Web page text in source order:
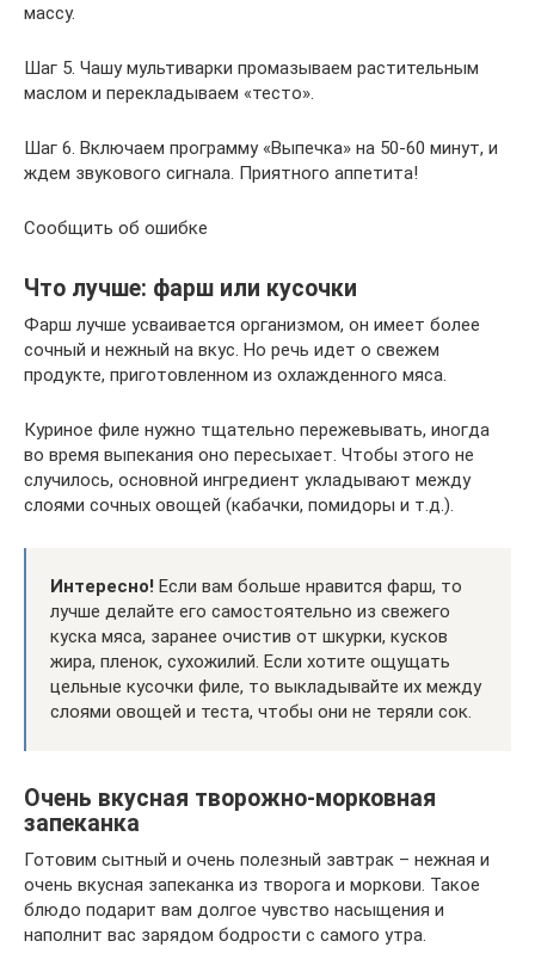
массу.
Шаг 5. Чашу мультиварки промазываем растительным
маслом и перекладываем «тесто».
Шаг 6. Включаем программу «Выпечка» на 50-60 минут, и
ждем звукового сигнала. Приятного аппетита!
Сообщить об ошибке
Что лучше: фарш или кусочки
Фарш лучше усваивается организмом, он имеет более
сочный и нежный на вкус. Но речь идет о свежем
продукте, приготовленном из охлажденного мяса.
Куриное филе нужно тщательно пережевывать, иногда
во время выпекания оно пересыхает. Чтобы этого не
случилось, основной ингредиент укладывают между
слоями сочных овощей (кабачки, помидоры и т.д.).
Интересно! Если вам больше нравится фарш, то
лучше делайте его самостоятельно из свежего
куска мяса, заранее очистив от шкурки, кусков
жира, пленок, сухожилий. Если хотите ощущать
цельные кусочки филе, то выкладывайте их между
слоями овощей и теста, чтобы они не теряли сок.
Очень вкусная творожно-морковная
запеканка
Готовим сытный и очень полезный завтрак – нежная и
очень вкусная запеканка из творога и моркови. Такое
блюдо подарит вам долгое чувство насыщения и
наполнит вас зарядом бодрости с самого утра.